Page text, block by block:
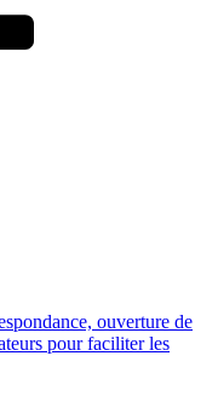
ouverture de
pour faciliter les